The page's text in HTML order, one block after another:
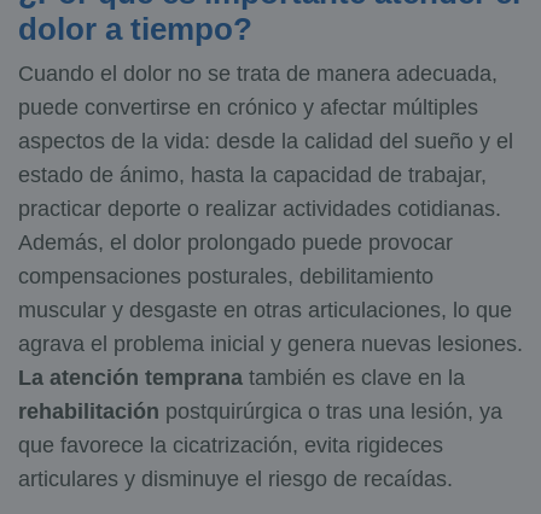
dolor a tiempo?
Cuando el dolor no se trata de manera adecuada,
puede convertirse en crónico y afectar múltiples
aspectos de la vida: desde la calidad del sueño y el
estado de ánimo, hasta la capacidad de trabajar,
practicar deporte o realizar actividades cotidianas.
Además, el dolor prolongado puede provocar
compensaciones posturales, debilitamiento
muscular y desgaste en otras articulaciones, lo que
agrava el problema inicial y genera nuevas lesiones.
La atención temprana también es clave en la
rehabilitación postquirúrgica o tras una lesión, ya
que favorece la cicatrización, evita rigideces
articulares y disminuye el riesgo de recaídas.